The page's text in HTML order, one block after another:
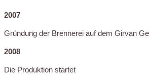
2007
Gründung der Brennerei auf dem Girvan
2008
Die Produktion startet